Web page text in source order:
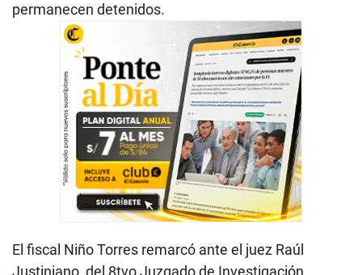
permanecen detenidos.
El fiscal Niño Torres remarcó ante el juez Raúl